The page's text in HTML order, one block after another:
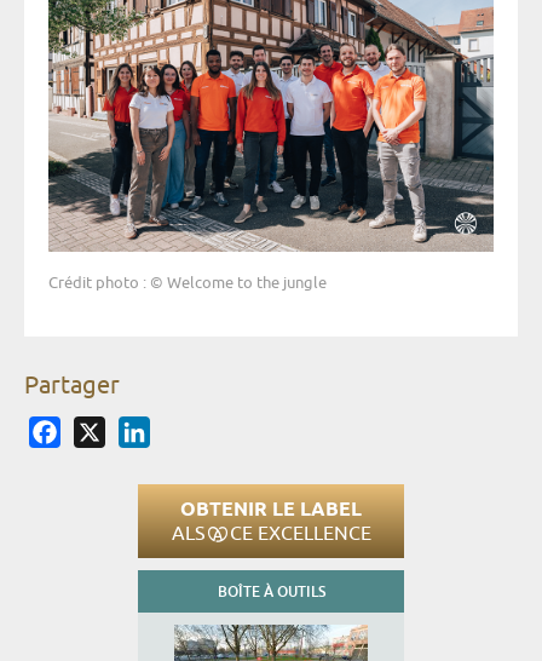
Crédit photo : © Welcome to the jungle
Partager
Facebook
OBTENIR LE LABEL
ALS CE EXCELLENCE
BOÎTE À OUTILS